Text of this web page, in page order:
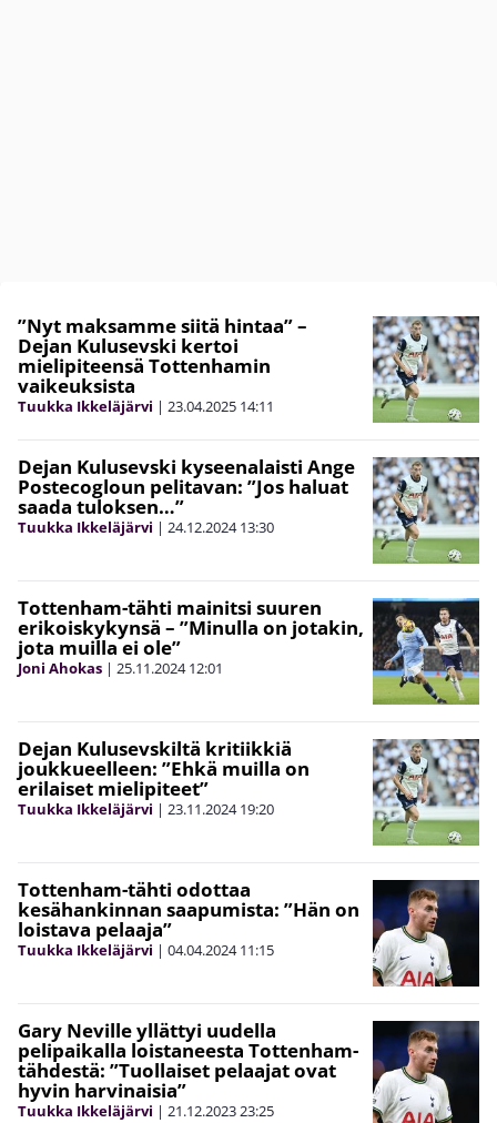
”Nyt maksamme siitä hintaa” –
Dejan Kulusevski kertoi
mielipiteensä Tottenhamin
vaikeuksista
Tuukka Ikkeläjärvi | 23.04.2025 14:11
Dejan Kulusevski kyseenalaisti Ange
Postecogloun pelitavan: ”Jos haluat
saada tuloksen…”
Tuukka Ikkeläjärvi | 24.12.2024 13:30
Tottenham-tähti mainitsi suuren
erikoiskykynsä – ”Minulla on jotakin,
jota muilla ei ole”
Joni Ahokas | 25.11.2024 12:01
Dejan Kulusevskiltä kritiikkiä
joukkueelleen: ”Ehkä muilla on
erilaiset mielipiteet”
Tuukka Ikkeläjärvi | 23.11.2024 19:20
Tottenham-tähti odottaa
kesähankinnan saapumista: ”Hän on
loistava pelaaja”
Tuukka Ikkeläjärvi | 04.04.2024 11:15
Gary Neville yllättyi uudella
pelipaikalla loistaneesta Tottenham-
tähdestä: ”Tuollaiset pelaajat ovat
hyvin harvinaisia”
Tuukka Ikkeläjärvi | 21.12.202323:25